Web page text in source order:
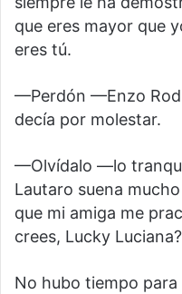
que eres mayor que
eres tú.
—Perdón —Enzo
decía por molestar.
—Olvídalo —lo
Lautaro suena
que mi amiga me
crees, Lucky Luciana?
No hubo tiempo para